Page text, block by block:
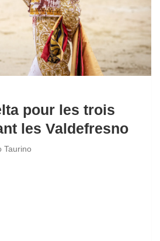
pour les trois
les Valdefresno
Taurino